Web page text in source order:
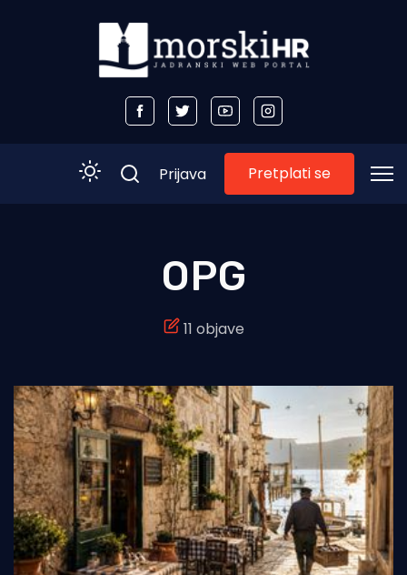
Otoci
Turizam i nautika
Pomorstvo
Ribolov
Ekologija
Prijava Pretplati se
OPG
11 objave